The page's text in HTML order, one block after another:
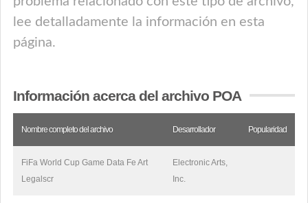
lee detalladamente la información en esta
página.
Información acerca del archivo POA
Nombre completo del archivo Desarrollador Popularidad
FiFa World Cup Game Data Fe Art
Legalscr
Electronic Arts,
Inc.